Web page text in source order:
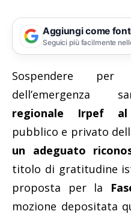
Aggiungi come
Seguici più facilmente
Sospendere
dell’emergenza
regionale Irpef al
pubblico e privato
un adeguato
titolo di gratitudine
proposta per la
mozione depositata